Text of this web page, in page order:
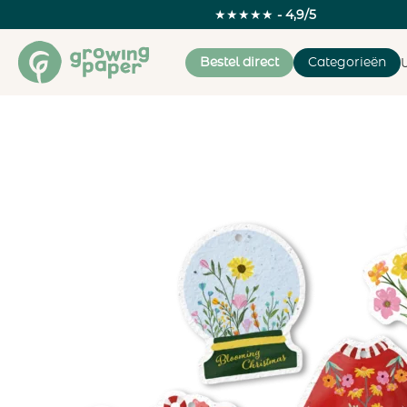
★★★★★ - 4,9/5
Bestel direct Categorieën